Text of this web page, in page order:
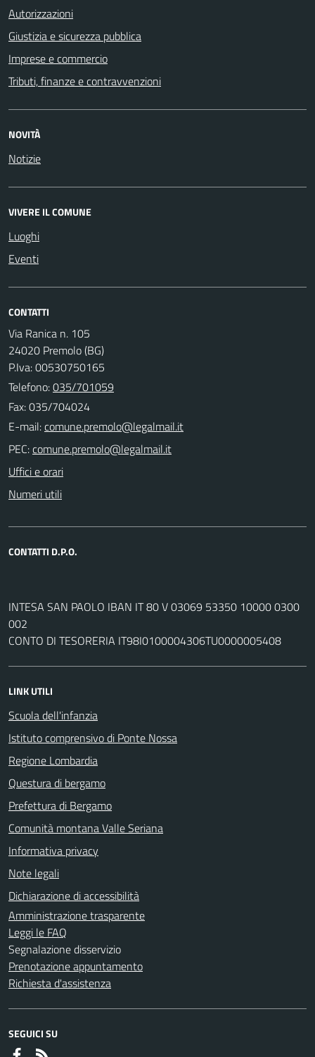
Autorizzazioni
Giustizia e sicurezza pubblica
Imprese e commercio
Tributi, finanze e contravvenzioni
NOVITÀ
Notizie
VIVERE IL COMUNE
Luoghi
Eventi
CONTATTI
Via Ranica n. 105
24020 Premolo (BG)
P.Iva: 00530750165
Telefono:035/701059
Fax: 035/704024
E-mail:
PEC:
Uffici e orari
Numeri utili
CONTATTI D.P.O.
INTESA SAN PAOLO IBAN IT 80 V 03069 53350 10000 0300
002
CONTO DI TESORERIA IT98I0100004306TU0000005408
LINK UTILI
Scuola dell'infanzia
Istituto comprensivo di Ponte Nossa
Regione Lombardia
Questura di bergamo
Prefettura di Bergamo
Comunità montana Valle Seriana
Informativa privacy
Note legali
Dichiarazione di accessibilità
Amministrazione trasparente
Leggi le FAQ
Segnalazione disservizio
Prenotazione appuntamento
Richiesta d'assistenza
SEGUICI SU